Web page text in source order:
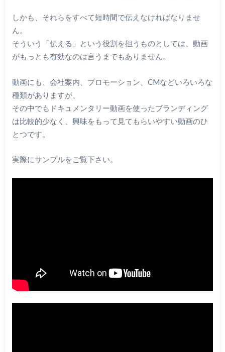
しかも、それらをすべて短時間で伝えなければなりませ
ん。
そういう「伝える」という役割を担うものとしては、動画
がもっとも有効なのは言うまでもありません。
動画にも、会社案内、プロモーション、CMなどいろいろな
種類がありますが、
その中でもドキュメンタリー動画を使ったブランディング
は比較的少なく、興味をもって見てもらいやすい動画のひ
とつです。
実際にサンプルをご覧下さい。